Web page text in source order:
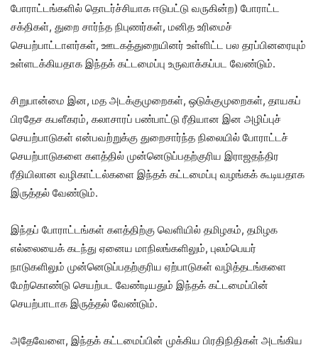
போராட்டங்களில் தொடர்ச்சியாக ஈடுபட்டு வருகின்ற) போராட்ட
சக்திகள், துறை சார்ந்த நிபுணர்கள், மனித உரிமைச்
செயற்பாட்டாளர்கள், ஊடகத்துறையினர் உள்ளிட்ட பல தரப்பினரையும்
உள்ளடக்கியதாக இந்தக் கட்டமைப்பு உருவாக்கப்பட வேண்டும்.
சிறுபான்மை இன, மத அடக்குமுறைகள், ஒடுக்குமுறைகள், தாயகப்
பிரதேச கபளீகரம், கலாசாரப் பண்பாட்டு ரீதியான இன அழிப்புச்
செயற்பாடுகள் என்பவற்றுக்கு துறைசார்ந்த நிலையில் போராட்டச்
செயற்பாடுகளை களத்தில் முன்னெடுப்பதற்குரிய இராஜதந்திர
ரீதியிலான வழிகாட்டல்களை இந்தக் கட்டமைப்பு வழங்கக் கூடியதாக
இருத்தல் வேண்டும்.
இந்தப் போராட்டங்கள் களத்திற்கு வெளியில் தமிழகம், தமிழக
எல்லையைக் கடந்து ஏனைய மாநிலங்களிலும், புலம்பெயர்
நாடுகளிலும் முன்னெடுப்பதற்குரிய ஏற்பாடுகள் வழித்தடங்களை
மேற்கொண்டு செயற்பட வேண்டியதும் இந்தக் கட்டமைப்பின்
செயற்பாடாக இருத்தல் வேண்டும்.
அதேவேளை, இந்தக் கட்டமைப்பின் முக்கிய பிரதிநிதிகள் அடங்கிய